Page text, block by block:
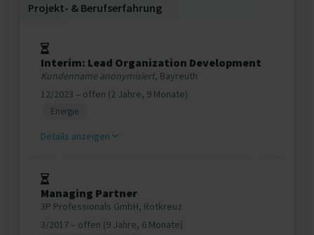
Projekt‐ & Berufserfahrung
Interim: Lead Organization Development
Kundenname anonymisiert, Bayreuth
12/2023 – offen (2 Jahre, 9 Monate)
Energie
Details anzeigen
Managing Partner
3P Professionals GmbH, Rotkreuz
3/2017 – offen (9 Jahre, 6 Monate)